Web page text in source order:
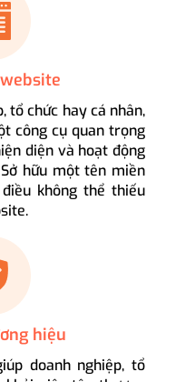
tổ chức hay cá nhân,
công cụ quan trọng
diện và hoạt động
hữu một tên miền
không thể thiếu
hiệu
doanh nghiệp, tổ